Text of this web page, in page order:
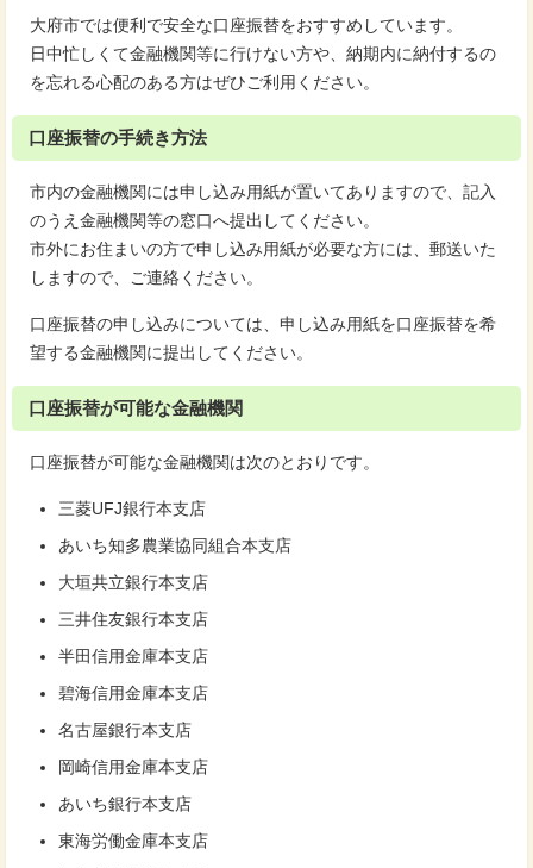
大府市では便利で安全な口座振替をおすすめしています。
日中忙しくて金融機関等に行けない方や、納期内に納付するの
を忘れる心配のある方はぜひご利用ください。
口座振替の手続き方法
市内の金融機関には申し込み用紙が置いてありますので、記入
のうえ金融機関等の窓口へ提出してください。
市外にお住まいの方で申し込み用紙が必要な方には、郵送いた
しますので、ご連絡ください。
口座振替の申し込みについては、申し込み用紙を口座振替を希
望する金融機関に提出してください。
口座振替が可能な金融機関
口座振替が可能な金融機関は次のとおりです。
三菱UFJ銀行本支店
あいち知多農業協同組合本支店
大垣共立銀行本支店
三井住友銀行本支店
半田信用金庫本支店
碧海信用金庫本支店
名古屋銀行本支店
岡崎信用金庫本支店
あいち銀行本支店
東海労働金庫本支店